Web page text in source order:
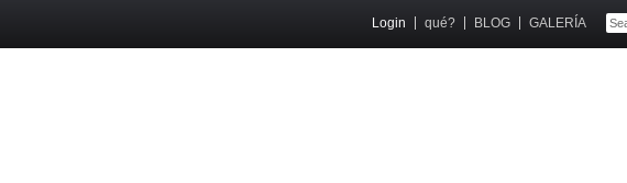
Login qué? BLOG GALERÍA